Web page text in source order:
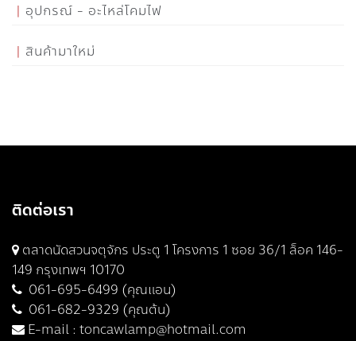
อุปกรณ์ - อะไหล่โคมไฟ
สินค้ามาใหม่
ติดต่อเรา
ตลาดนัดสวนจตุจักร ประตู 1 โครงการ 1 ซอย 36/1 ล็อค 146-
149 กรุงเทพฯ 10170
061-695-6499 (คุณแอน)
061-682-9329 (คุณต้น)
E-mail : toncawlamp@hotmail.com